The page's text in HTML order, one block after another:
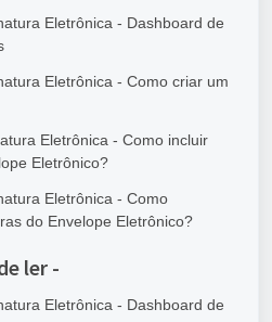
Eletrônica - Dashboard de
Eletrônica - Como criar um
Eletrônica - Como incluir
Eletrônico?
Eletrônica - Como
do Envelope Eletrônico?
ler -
Eletrônica - Dashboard de